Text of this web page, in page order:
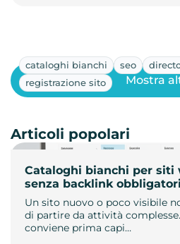
cataloghi bianchi seo
registrazione sito
Cataloghi bianchi per siti
senza backlink
Un sito nuovo o poco visibile
di partire da attività
conviene prima capi…
Mostra
Articoli popolari